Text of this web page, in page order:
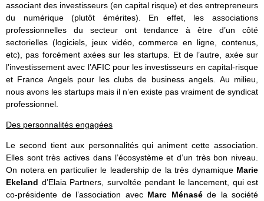
associant des investisseurs (en capital risque) et des entrepreneurs
du numérique (plutôt émérites). En effet, les associations
professionnelles du secteur ont tendance à être d’un côté
sectorielles (logiciels, jeux vidéo, commerce en ligne, contenus,
etc), pas forcément axées sur les startups. Et de l’autre, axée sur
l’investissement avec l’AFIC pour les investisseurs en capital-risque
et France Angels pour les clubs de business angels. Au milieu,
nous avons les startups mais il n’en existe pas vraiment de syndicat
professionnel.
Des personnalités engagées
Le second tient aux personnalités qui animent cette association.
Elles sont très actives dans l’écosystème et d’un très bon niveau.
On notera en particulier le leadership de la très dynamique Marie
Ekeland d’Elaia Partners, survoltée pendant le lancement, qui est
co-présidente de l’association avec Marc Ménasé de la société